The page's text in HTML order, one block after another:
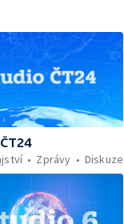
Zprávy Diskuze